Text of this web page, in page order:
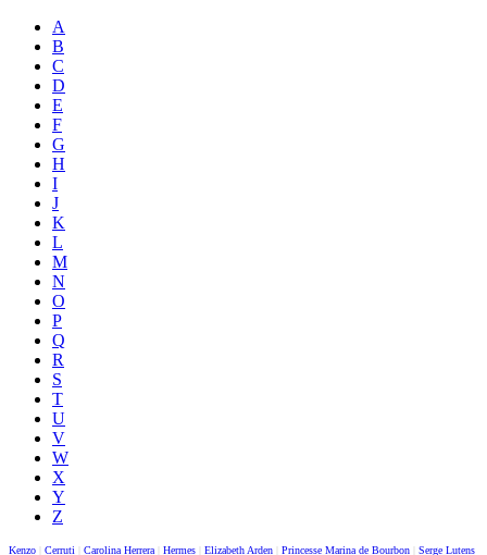
A
B
C
D
E
F
G
H
I
J
K
L
M
N
O
P
Q
R
S
T
U
V
W
X
Y
Z
Kenzo Cerruti Carolina Herrera Hermes Elizabeth Arden Princesse Marina de Bourbon Serge Lutens